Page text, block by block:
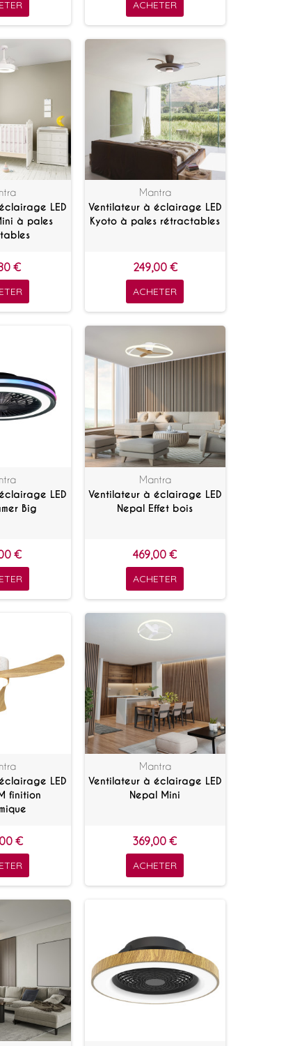
ACHETER
LED
à pales
€
Mantra
Ventilateur à éclairage LED
Kyoto à pales rétractables
249,00 €
ACHETER
LED
Big
€
Mantra
Ventilateur à éclairage LED
Nepal Effet bois
469,00 €
ACHETER
LED
finition
€
Mantra
Ventilateur à éclairage LED
Nepal Mini
369,00 €
ACHETER